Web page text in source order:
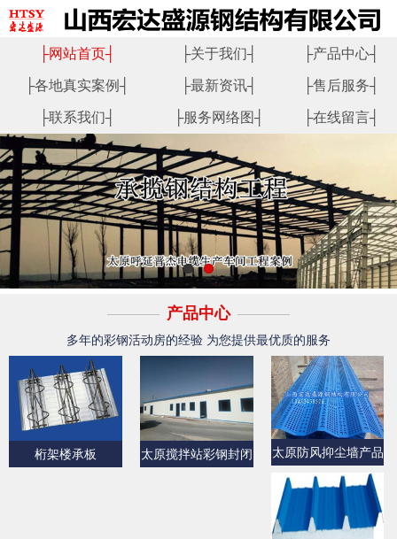
├网站首页┤ ├关于我们┤ ├产品中心┤
├各地真实案例┤ ├最新资讯┤ ├售后服务┤
├联系我们┤ ├服务网络图┤ ├在线留言┤
产品中心
多年的彩钢活动房的经验 为您提供最优质的服务
桁架楼承板
太原搅拌站彩钢封闭
太原防风抑尘墙产品
展示